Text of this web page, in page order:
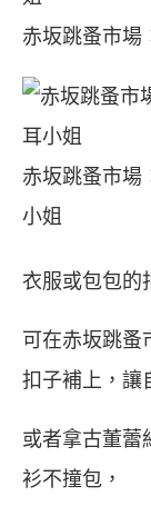
赤坂跳蚤市場
赤坂跳蚤市場
小姐
衣服或包包的
可在赤坂跳蚤
扣子補上，讓
或者拿古董蕾
衫不撞包，